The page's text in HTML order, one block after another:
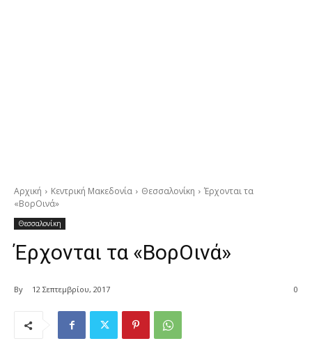
Αρχική Κεντρική Μακεδονία Θεσσαλονίκη
Έρχονται τα
«ΒορΟινά»
Θεσσαλονίκη
Έρχονται τα «ΒορΟινά»
By 12 Σεπτεμβρίου, 2017 0